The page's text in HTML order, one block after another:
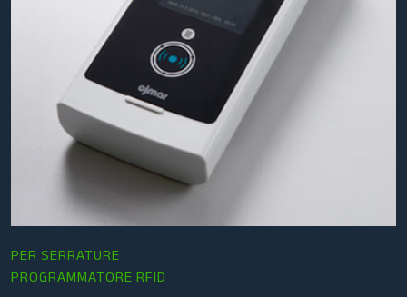
PER SERRATURE
PROGRAMMATORE RFID